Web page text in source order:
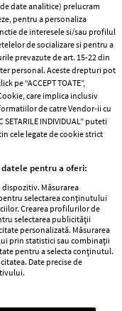
si conditii
de
de cookies
practice
821/25.09.2025.
minorilor.
date analitice) prelucram
pentru a personaliza
de interesele si/sau profilul
de socializare si pentru a
prevazute de art. 15-22 din
personal. Aceste drepturi pot
pe “ACCEPT TOATE”,
care implica inclusiv
de catre Vendor-ii cu
INDIVIDUAL” puteti
cele legate de cookie strict
pentru a oferi:
dispozitiv. Măsurarea
selectarea conținutului
Crearea profilurilor de
selectarea publicității
personalizată. Măsurarea
prin statistici sau combinații
pentru a selecta conținutul.
Date precise de